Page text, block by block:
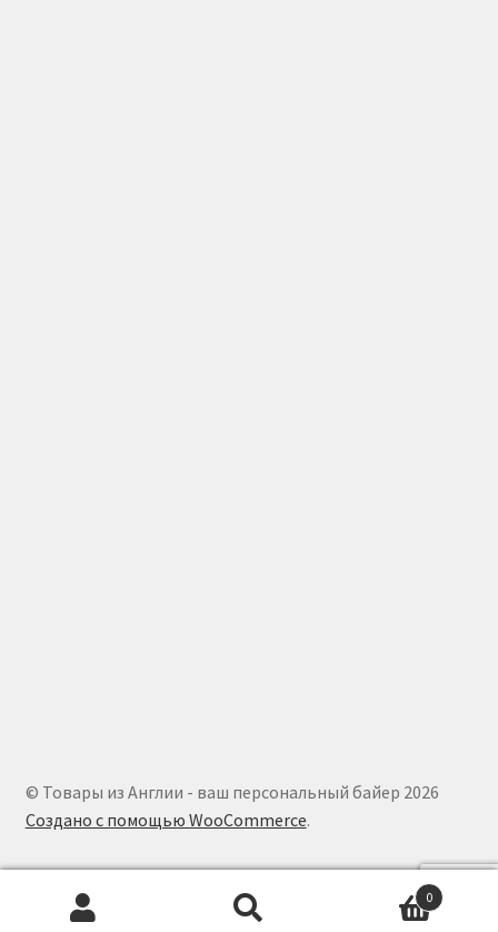
© Товары из Англии - ваш персональный байер 2026
Создано с помощью WooCommerce.
0